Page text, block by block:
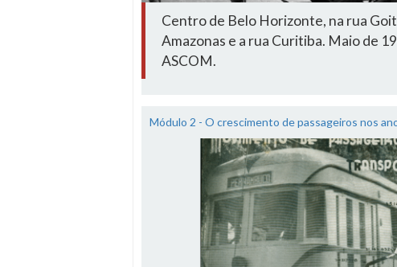
Centro de Belo Horizonte, na rua
Amazonas e a rua Curitiba. Maio de
ASCOM.
Módulo 2 - O crescimento de passageiros nos